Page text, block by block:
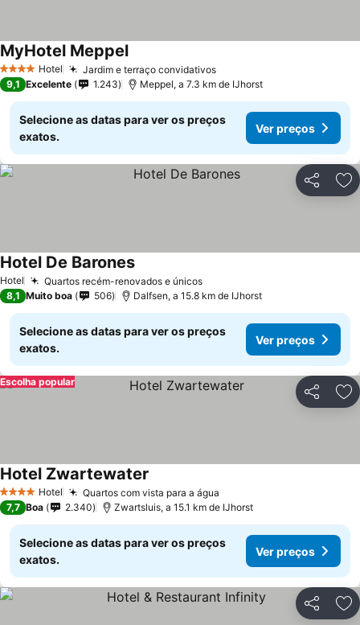
4 EstrelasHotel Jardim e terraço convidativos
MyHotel Meppel
9,1 Excelente 1.243 Meppel, a 7.3 km de IJhorst
Selecione as datas para ver os preços
exatos.
Ver preços
Partilhar
Hotel Quartos recém-renovados e únicos
Hotel De Barones
8,1 Muito boa 506 Dalfsen, a 15.8 km de IJhorst
Selecione as datas para ver os preços
exatos.
Ver preços
Partilhar
Escolha popular
4 EstrelasHotel Quartos com vista para a água
Hotel Zwartewater
7,7 Boa 2.340 Zwartsluis, a 15.1 km de IJhorst
Selecione as datas para ver os preços
exatos.
Ver preços
Partilhar